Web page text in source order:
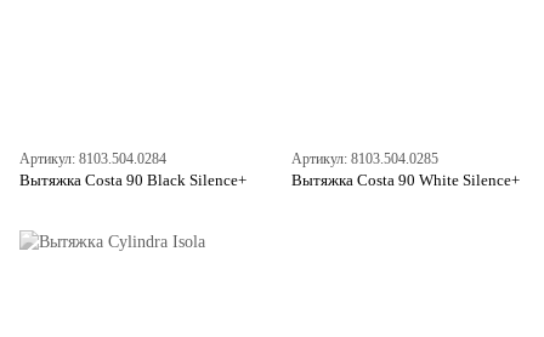
Артикул: 8103.504.0284
Вытяжка Costa 90 Black Silence+
Артикул: 8103.504.0285
Вытяжка Costa 90 White Silence+